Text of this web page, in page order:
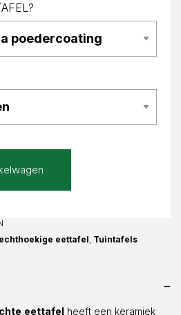
eettafel Tuintafels
eettafel heeft een keramiek